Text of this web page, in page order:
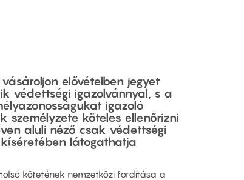
elővételben jegyet
védettségi igazolvánnyal , s a
igazoló
személyzete köteles ellenőrizni
aluli néző csak védettségi
látogathatja
kötetének nemzetközi fordítása a